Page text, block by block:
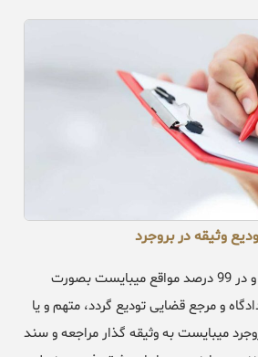
وثیقه در بروجرد
وثیقه در بروجرد معمولا و در 99 درصد مواقع میبایست بصورت
و مرجع قضایی تودیع گردد، متهم و یا
میبایست به وثیقه گذار مراجعه و سند